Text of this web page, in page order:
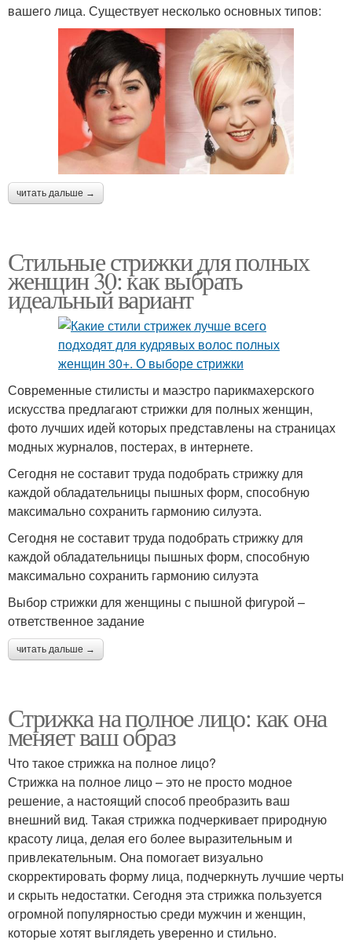
вашего лица. Существует несколько основных типов:
читать дальше →
Стильные стрижки для полных
женщин 30: как выбрать
идеальный вариант
Современные стилисты и маэстро парикмахерского
искусства предлагают стрижки для полных женщин,
фото лучших идей которых представлены на страницах
модных журналов, постерах, в интернете.
Сегодня не составит труда подобрать стрижку для
каждой обладательницы пышных форм, способную
максимально сохранить гармонию силуэта.
Сегодня не составит труда подобрать стрижку для
каждой обладательницы пышных форм, способную
максимально сохранить гармонию силуэта
Выбор стрижки для женщины с пышной фигурой –
ответственное задание
читать дальше →
Стрижка на полное лицо: как она
меняет ваш образ
Что такое стрижка на полное лицо?
Стрижка на полное лицо – это не просто модное
решение, а настоящий способ преобразить ваш
внешний вид. Такая стрижка подчеркивает природную
красоту лица, делая его более выразительным и
привлекательным. Она помогает визуально
скорректировать форму лица, подчеркнуть лучшие черты
и скрыть недостатки. Сегодня эта стрижка пользуется
огромной популярностью среди мужчин и женщин,
которые хотят выглядеть уверенно и стильно.